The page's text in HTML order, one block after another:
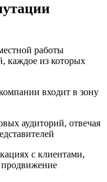
работы
каждое из которых
входит в зону
аудиторий, отвечая
с клиентами,